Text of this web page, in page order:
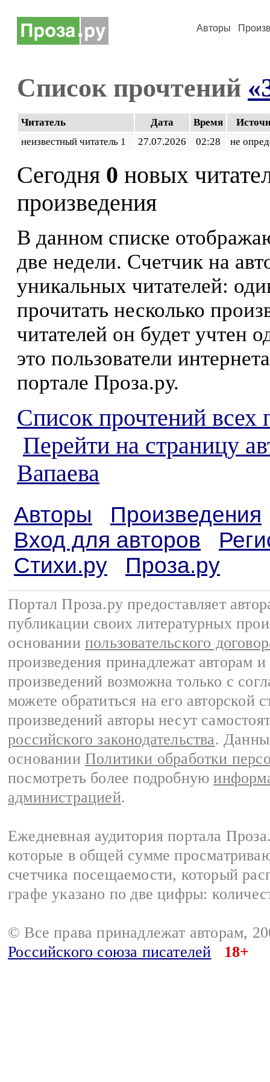
Авторы
Список прочтений
Читатель Дата Время
неизвестный читатель 1
27.07.2026 02:28 не
Сегодня 0 новых
произведения
В данном списке
две недели. Счетчик на
уникальных читателей:
прочитать несколько
читателей он будет учтен
это пользователи
портале Проза.ру.
Список прочтений всех
Перейти на страницу
Вапаева
Авторы
Произведения
Вход для авторов
Стихи.ру
Проза.ру
Портал Проза.ру предоставляет
публикации своих литературных
основании пользовательского
произведения принадлежат авторам
произведений возможна только с
можете обратиться на его авторской
произведений авторы несут
российского законодательства.
основании Политики обработки
посмотреть более подробную
администрацией.
Ежедневная аудитория портала
которые в общей сумме
счетчика посещаемости, который
графе указано по две цифры:
© Все права принадлежат авторам,
Российского союза писателей
18+